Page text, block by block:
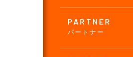
PARTNER
パートナー